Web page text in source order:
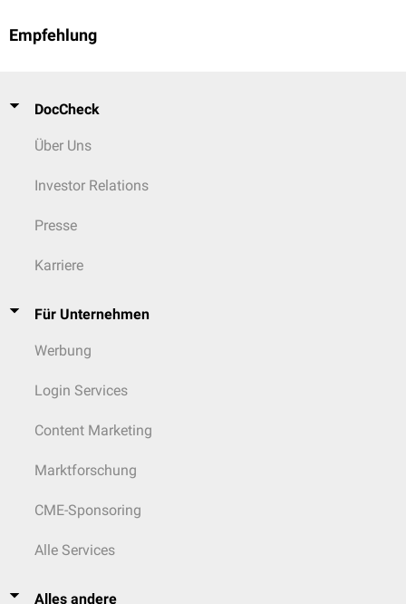
Empfehlung
DocCheck
Über Uns
Investor Relations
Presse
Karriere
Für Unternehmen
Werbung
Login Services
Content Marketing
Marktforschung
CME-Sponsoring
Alle Services
Alles andere